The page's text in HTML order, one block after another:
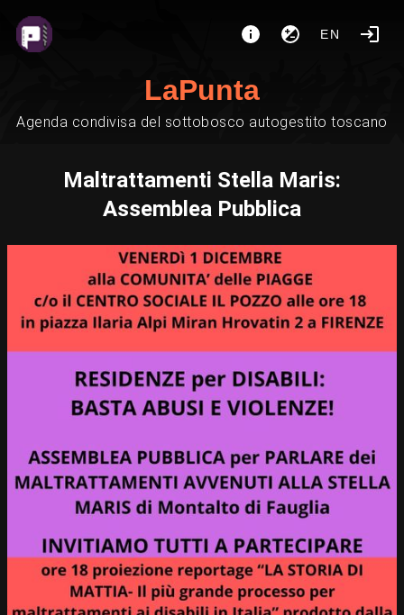
EN
LaPunta
Agenda condivisa del sottobosco autogestito toscano
Maltrattamenti Stella Maris:
Assemblea Pubblica